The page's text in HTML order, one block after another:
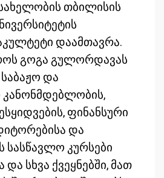
თბილისის
დაამთავრა.
გოგა გულორდავას
და
კანონმდებლობის,
ფინანსური
და
სასწავლო კურსები
სხვა ქვეყნებში, მათ